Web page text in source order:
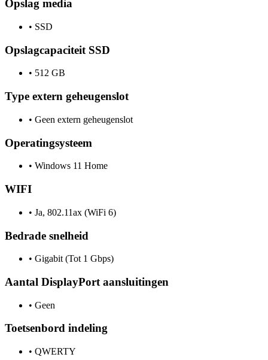
Opslag media
• SSD
Opslagcapaciteit SSD
• 512 GB
Type extern geheugenslot
• Geen extern geheugenslot
Operatingsysteem
• Windows 11 Home
WIFI
• Ja, 802.11ax (WiFi 6)
Bedrade snelheid
• Gigabit (Tot 1 Gbps)
Aantal DisplayPort aansluitingen
• Geen
Toetsenbord indeling
• QWERTY